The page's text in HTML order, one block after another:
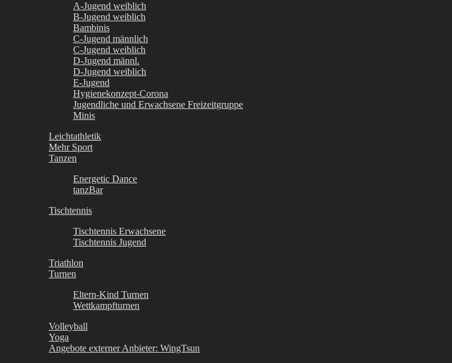
A-Jugend weiblich
B-Jugend weiblich
Bambinis
C-Jugend männlich
C-Jugend weiblich
D-Jugend männl.
D-Jugend weiblich
E-Jugend
Hygienekonzept-Corona
Jugendliche und Erwachsene Freizeitgruppe
Minis
Leichtathletik
Mehr Sport
Tanzen
Energetic Dance
tanzBar
Tischtennis
Tischtennis Erwachsene
Tischtennis Jugend
Triathlon
Turnen
Eltern-Kind Turnen
Wettkampfturnen
Volleyball
Yoga
Angebote externer Anbieter: WingTsun